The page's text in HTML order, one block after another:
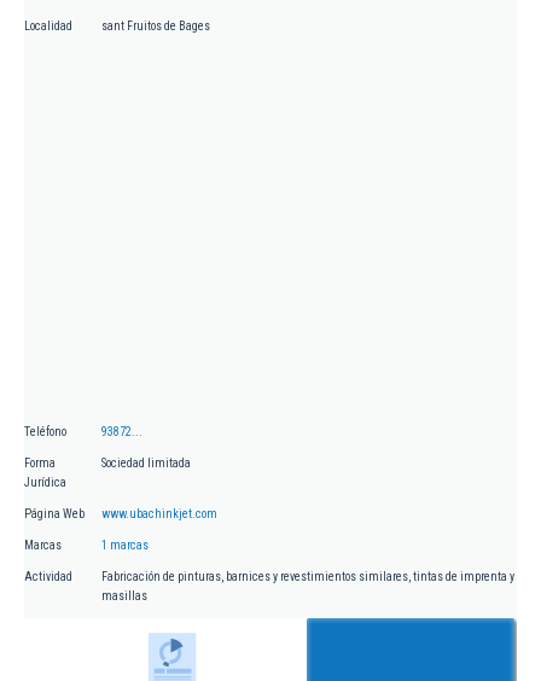
Localidad sant Fruitos de Bages
Teléfono 93872...
Forma
Jurídica
Sociedad limitada
Página Web www.ubachinkjet.com
Marcas 1 marcas
Actividad
Fabricación de pinturas, barnices y revestimientos similares, tintas de imprenta y
masillas